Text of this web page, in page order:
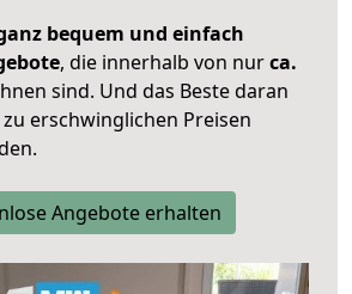
bequem und einfach
, die innerhalb von nurca.
sind. Und das Beste daran
erschwinglichen Preisen
Angebote erhalten